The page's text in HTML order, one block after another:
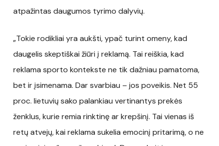
atpažintas daugumos tyrimo dalyvių.
„Tokie rodikliai yra aukšti, ypač turint omeny, kad
daugelis skeptiškai žiūri į reklamą. Tai reiškia, kad
reklama sporto kontekste ne tik dažniau pamatoma,
bet ir įsimenama. Dar svarbiau – jos poveikis. Net 55
proc. lietuvių sako palankiau vertinantys prekės
ženklus, kurie remia rinktinę ar krepšinį. Tai vienas iš
retų atvejų, kai reklama sukelia emocinį pritarimą, o ne